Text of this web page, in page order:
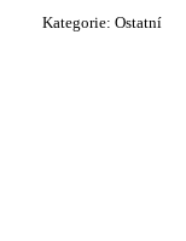
Kategorie: Ostatní